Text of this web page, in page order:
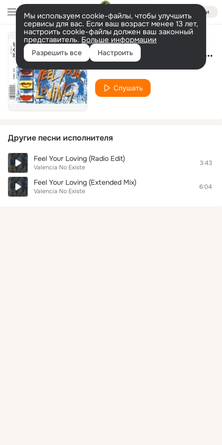
Войти
Мы используем cookie-файлы, чтобы улучшить
сервисы для вас. Если ваш возраст менее 13 лет,
настроить cookie-файлы должен ваш законный
представитель. Больше информации
Разрешить все Настроить Feel Your Loving (Club Mix)
Слушать
Другие песни исполнителя
Feel Your Loving (Radio Edit)
Valencia No Existe
3:43
Feel Your Loving (Extended Mix)
Valencia No Existe
6:04